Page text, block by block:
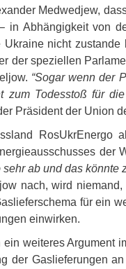
Medwedjew,
in Abhängigkeit von
nicht zustande
der speziellen
“Sogar wenn der
zum Todesstoß für
Präsident der Union
RosUkrEnergo
der
ab und das könnte
nach, wird
für ein
einwirken.
weiteres Argument
der Gaslieferungen